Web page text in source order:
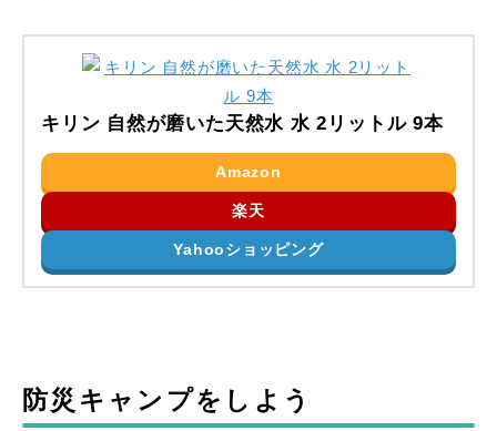
キリン 自然が磨いた天然水 水 2リットル 9本
Amazon
楽天
Yahooショッピング
防災キャンプをしよう